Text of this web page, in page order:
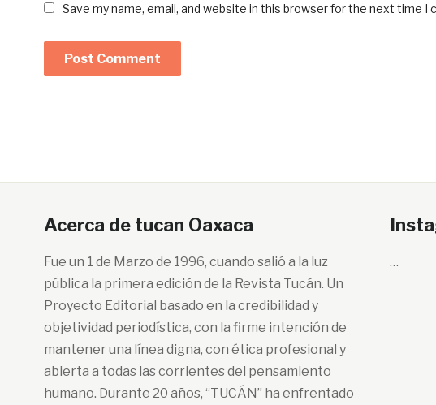
Save my name, email, and website in this browser for the next time I
Acerca de tucan Oaxaca
Fue un 1 de Marzo de 1996, cuando salió a la luz
pública la primera edición de la Revista Tucán. Un
Proyecto Editorial basado en la credibilidad y
objetividad periodística, con la firme intención de
mantener una línea digna, con ética profesional y
abierta a todas las corrientes del pensamiento
humano. Durante 20 años, “TUCÁN” ha enfrentado
…